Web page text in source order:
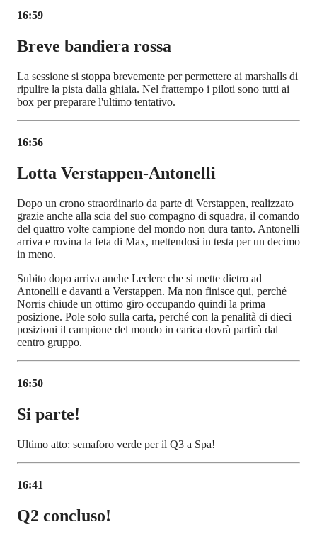
16:59
Breve bandiera rossa
La sessione si stoppa brevemente per permettere ai marshalls di
ripulire la pista dalla ghiaia. Nel frattempo i piloti sono tutti ai
box per preparare l'ultimo tentativo.
16:56
Lotta Verstappen-Antonelli
Dopo un crono straordinario da parte di Verstappen, realizzato
grazie anche alla scia del suo compagno di squadra, il comando
del quattro volte campione del mondo non dura tanto. Antonelli
arriva e rovina la feta di Max, mettendosi in testa per un decimo
in meno.
Subito dopo arriva anche Leclerc che si mette dietro ad
Antonelli e davanti a Verstappen. Ma non finisce qui, perché
Norris chiude un ottimo giro occupando quindi la prima
posizione. Pole solo sulla carta, perché con la penalità di dieci
posizioni il campione del mondo in carica dovrà partirà dal
centro gruppo.
16:50
Si parte!
Ultimo atto: semaforo verde per il Q3 a Spa!
16:41
Q2 concluso!